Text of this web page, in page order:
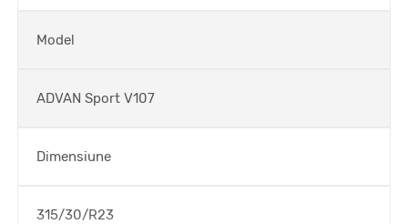
Model
ADVAN Sport V107
Dimensiune
315/30/R23